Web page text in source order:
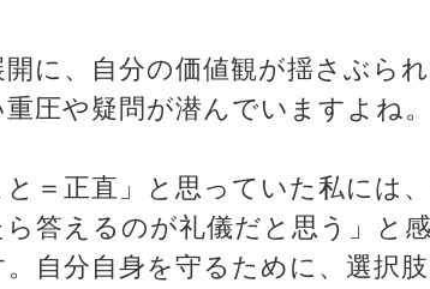
に、自分の価値観が揺さぶら
圧や疑問が潜んでいますよね。
と＝正直」と思っていた私には
答えるのが礼儀だと思う」と
自分自身を守るために、選択